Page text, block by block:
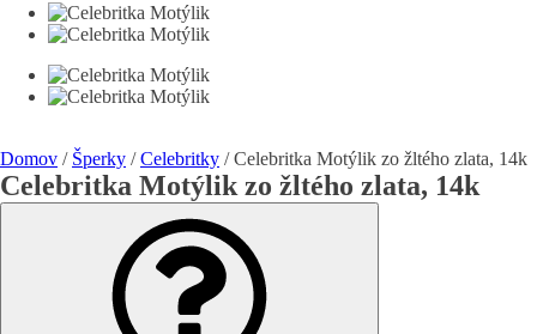
Domov / Šperky /Celebritky / Celebritka Motýlik zo žltého zlata, 14k
Celebritka Motýlik zo žltého zlata, 14k